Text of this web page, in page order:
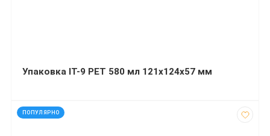
Упаковка ІТ-9 PET 580 мл 121х124х57 мм
ПОПУЛЯРНО
код: 7191